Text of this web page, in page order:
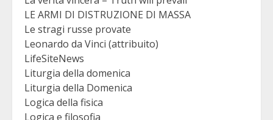
LE ARMI DI DISTRUZIONE DI MASSA
Le stragi russe provate
Leonardo da Vinci (attribuito)
LifeSiteNews
Liturgia della domenica
Liturgia della Domenica
Logica della fisica
Logica e filosofia